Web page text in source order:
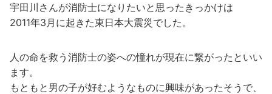
宇田川さんが消防士になりたいと思ったきっかけは
2011年3月に起きた東日本大震災でした。
人の命を救う消防士の姿への憧れが現在に繋がったといい
ます。
もともと男の子が好むようなものに興味があったそうで、